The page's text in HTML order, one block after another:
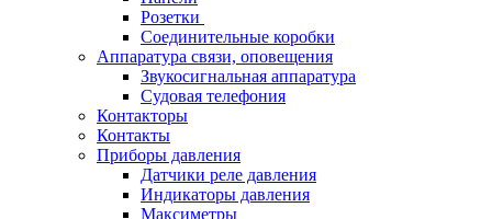
Розетки
Соединительные коробки
Аппаратура связи, оповещения
Звукосигнальная аппаратура
Судовая телефония
Контакторы
Контакты
Приборы давления
Датчики реле давления
Индикаторы давления
Максиметры